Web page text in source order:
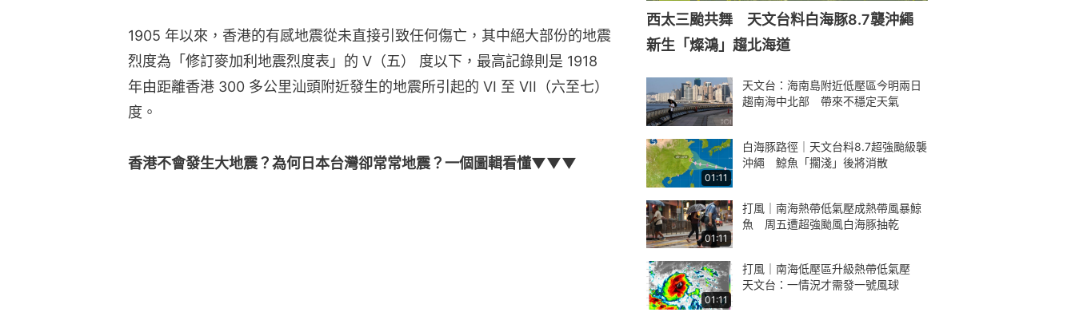
1905 年以來，香港的有感地震從未直接引致任何傷亡，其中絕大部份的地震
烈度為「修訂麥加利地震烈度表」的 V（五） 度以下，最高記錄則是 1918
年由距離香港 300 多公里汕頭附近發生的地震所引起的 VI 至 VII（六至七）
度。
香港不會發生大地震？為何日本台灣卻常常地震？一個圖輯看懂▼▼▼
西太三颱共舞 天文台料白海豚8.7襲沖繩
新生「燦鴻」趨北海道
天文台：海南島附近低壓區今明兩日
趨南海中北部 帶來不穩定天氣
01:11
白海豚路徑｜天文台料8.7超強颱級襲
沖繩 鯨魚「擱淺」後將消散
01:11
打風｜南海熱帶低氣壓成熱帶風暴鯨
魚 周五遭超強颱風白海豚抽乾
01:11
打風｜南海低壓區升級熱帶低氣壓
天文台：一情況才需發一號風球